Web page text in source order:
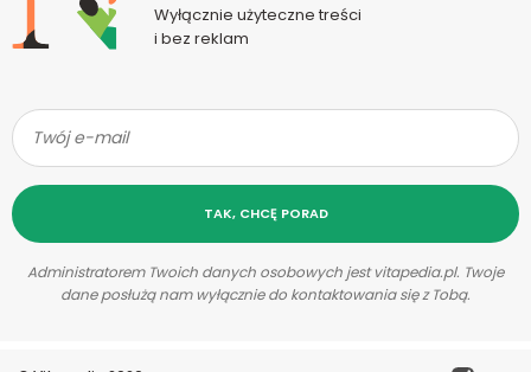
Wyłącznie użyteczne treści
i bez reklam
TAK, CHCĘ PORAD
Administratorem Twoich danych osobowych jest vitapedia.pl. Twoje
dane posłużą nam wyłącznie do kontaktowania się z Tobą.